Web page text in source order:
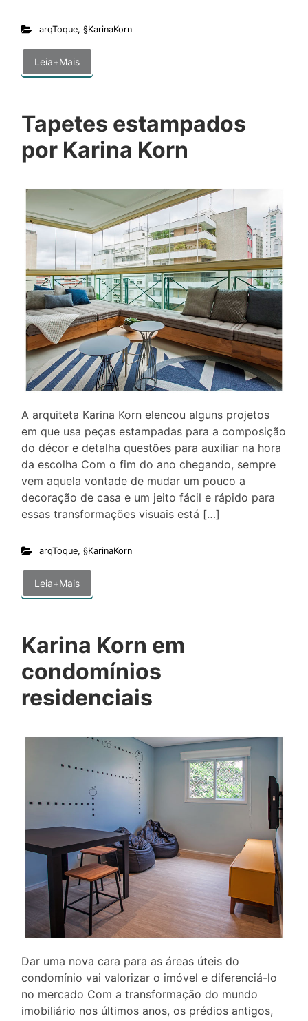
arqToque, §KarinaKorn
Leia+Mais
Tapetes estampados
por Karina Korn
A arquiteta Karina Korn elencou alguns projetos
em que usa peças estampadas para a composição
do décor e detalha questões para auxiliar na hora
da escolha Com o fim do ano chegando, sempre
vem aquela vontade de mudar um pouco a
decoração de casa e um jeito fácil e rápido para
essas transformações visuais está […]
arqToque, §KarinaKorn
Leia+Mais
Karina Korn em
condomínios
residenciais
Dar uma nova cara para as áreas úteis do
condomínio vai valorizar o imóvel e diferenciá-lo
no mercado Com a transformação do mundo
imobiliário nos últimos anos, os prédios antigos,